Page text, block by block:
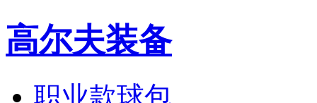
高尔夫装备
职业款球包